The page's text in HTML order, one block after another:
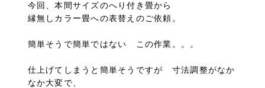
今回、本間サイズのへり付き畳から
縁無しカラー畳への表替えのご依頼。
簡単そうで簡単ではない この作業。。。
仕上げてしまうと簡単そうですが 寸法調整がなか
なか大変で、